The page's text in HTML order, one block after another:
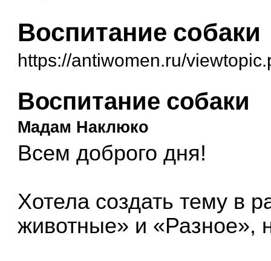
Воспитание собаки
https://antiwomen.ru/
Воспитание собаки
Мадам Наклюко
Всем доброго дня!
Хотела создать тему в
животные» и «Разное»,